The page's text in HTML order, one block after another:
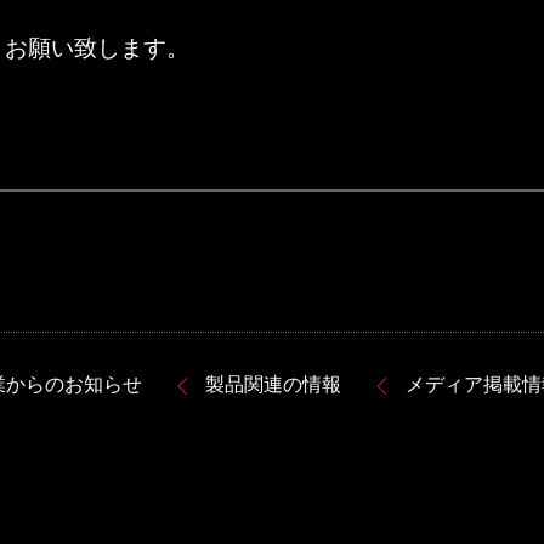
願い致します。
からのお知らせ 製品関連の情報 メディア掲載